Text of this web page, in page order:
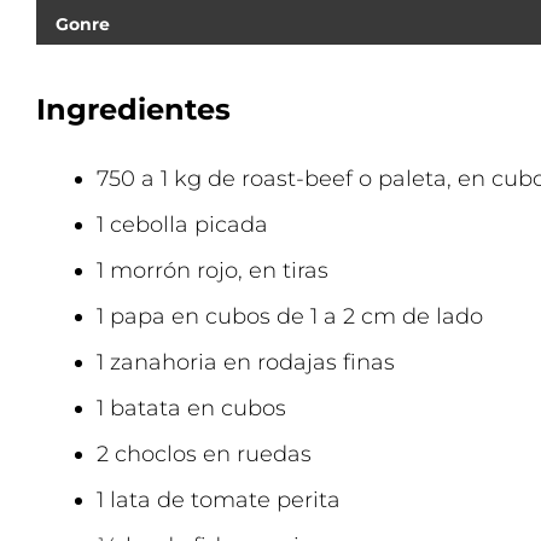
Gonre
Ingredientes
750 a 1 kg de roast-beef o paleta, en
1 cebolla picada
1 morrón rojo, en tiras
1 papa en cubos de 1 a 2 cm de lado
1 zanahoria en rodajas finas
1 batata en cubos
2 choclos en ruedas
1 lata de tomate perita